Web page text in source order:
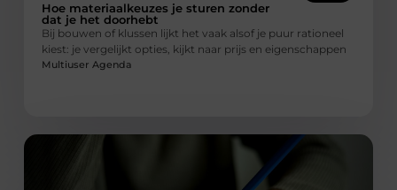
Hoe materiaalkeuzes je sturen zonder
dat je het doorhebt
Bij bouwen of klussen lijkt het vaak alsof je puur rationeel
kiest: je vergelijkt opties, kijkt naar prijs en eigenschappen
Multiuser Agenda